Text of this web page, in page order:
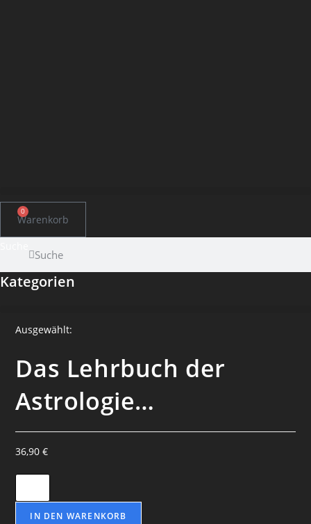
0
Warenkorb
Suche
Kategorien
Ausgewählt:
Das Lehrbuch der
Astrologie…
36,90€
Lehrbuch
derIN DEN WARENKORB